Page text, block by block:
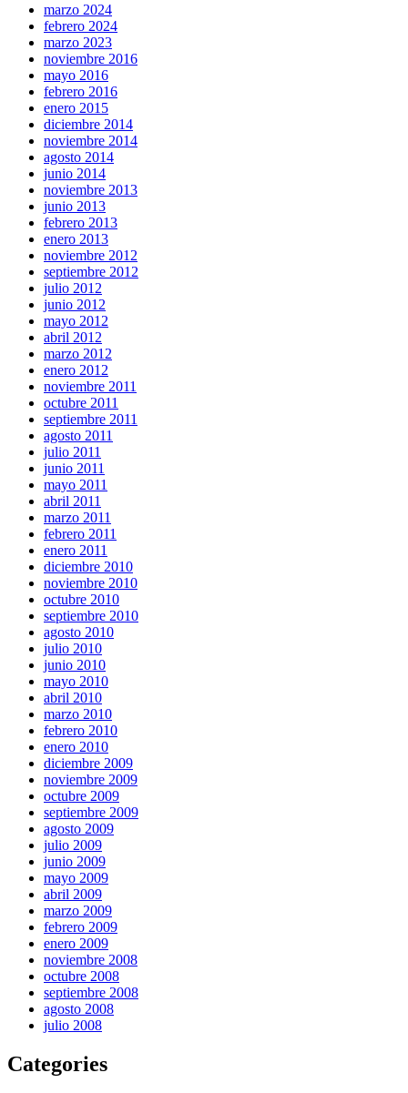
marzo 2024
febrero 2024
marzo 2023
noviembre 2016
mayo 2016
febrero 2016
enero 2015
diciembre 2014
noviembre 2014
agosto 2014
junio 2014
noviembre 2013
junio 2013
febrero 2013
enero 2013
noviembre 2012
septiembre 2012
julio 2012
junio 2012
mayo 2012
abril 2012
marzo 2012
enero 2012
noviembre 2011
octubre 2011
septiembre 2011
agosto 2011
julio 2011
junio 2011
mayo 2011
abril 2011
marzo 2011
febrero 2011
enero 2011
diciembre 2010
noviembre 2010
octubre 2010
septiembre 2010
agosto 2010
julio 2010
junio 2010
mayo 2010
abril 2010
marzo 2010
febrero 2010
enero 2010
diciembre 2009
noviembre 2009
octubre 2009
septiembre 2009
agosto 2009
julio 2009
junio 2009
mayo 2009
abril 2009
marzo 2009
febrero 2009
enero 2009
noviembre 2008
octubre 2008
septiembre 2008
agosto 2008
julio 2008
Categories